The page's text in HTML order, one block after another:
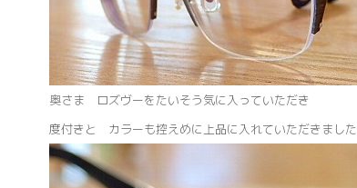
奥さま ロズヴーをたいそう気に入っていただき
度付きと カラーも控えめに上品に入れていただきました